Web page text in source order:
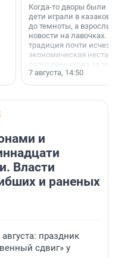
Когда-то дворы были
дети играли в казаков-
до темноты, а
новости на лавочках. В
традиция почти
экономическая
отсутствие ухода за
сделали своё дело.
7 августа, 14:50
и
Власти
и раненых
праздник
сдвиг» у